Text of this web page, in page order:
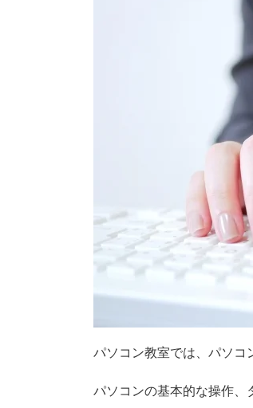
パソコン教室では、パソコ
パソコンの基本的な操作、